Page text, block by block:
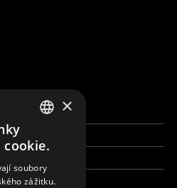
CZECH
×
soubory
zážitku.